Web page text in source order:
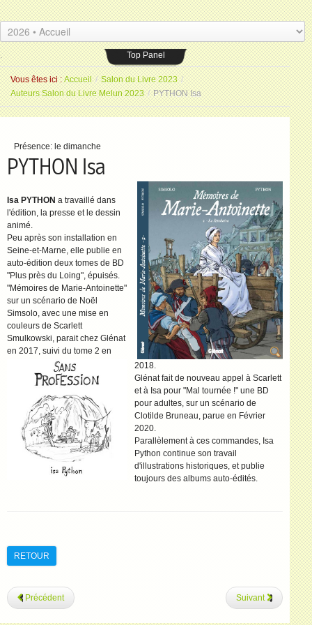
.
.
Les Amis du livre
26 placeSaint-Jean 77000 Melun
Top Panel
Vous êtes ici : Accueil / Salon du Livre 2023 /
Auteurs Salon du Livre Melun 2023 / PYTHON Isa
Présence: le dimanche
PYTHON Isa
Isa PYTHON a travaillé dans
l'édition, la presse et le dessin
animé.
Peu après son installation en
Seine-et-Marne, elle publie en
auto-édition deux tomes de BD
"Plus près du Loing", épuisés.
"Mémoires de Marie-Antoinette"
sur un scénario de Noël
Simsolo, avec une mise en
couleurs de Scarlett
Smulkowski, parait chez Glénat
en 2017, suivi du tome 2 en
2018.
Glénat fait de nouveau appel à Scarlett
et à Isa pour "Mal tournée !" une BD
pour adultes, sur un scénario de
Clotilde Bruneau, parue en Février
2020.
Parallèlement à ces commandes, Isa
Python continue son travail
d'illustrations historiques, et publie
toujours des albums auto-édités.
RETOUR
Précédent Suivant